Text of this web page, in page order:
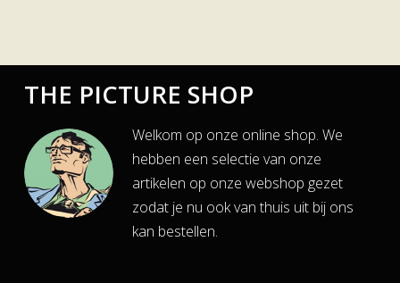
THE PICTURE SHOP
Welkom op onze online shop. We
hebben een selectie van onze
artikelen op onze webshop gezet
zodat je nu ook van thuis uit bij ons
kan bestellen.